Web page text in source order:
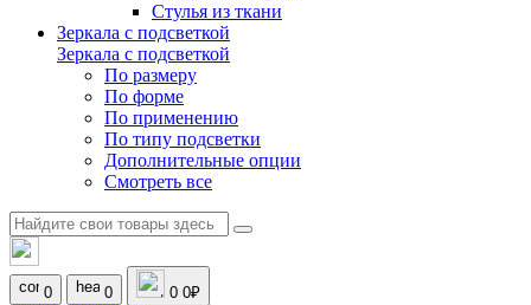
Стулья из ткани
Зеркала с подсветкой
Зеркала с подсветкой
По размеру
По форме
По применению
По типу подсветки
Дополнительные опции
Смотреть все
0 0 0 0₽